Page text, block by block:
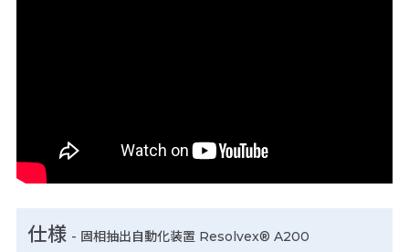
仕様 - 固相抽出自動化装置 Resolvex® A200